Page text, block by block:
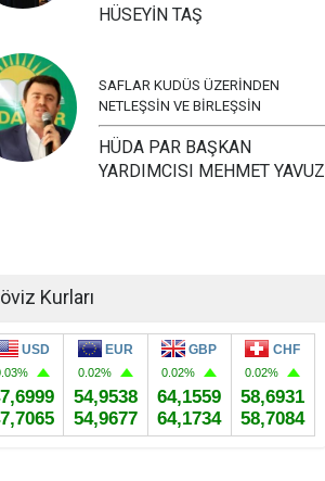
HÜSEYİN TAŞ
SAFLAR KUDÜS ÜZERİNDEN
NETLEŞSİN VE BİRLEŞSİN
HÜDA PAR BAŞKAN
YARDIMCISI MEHMET YAVUZ
Kurları